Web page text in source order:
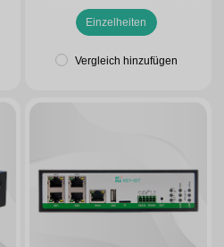
Router
Einzelheiten
Vergleich hinzufügen